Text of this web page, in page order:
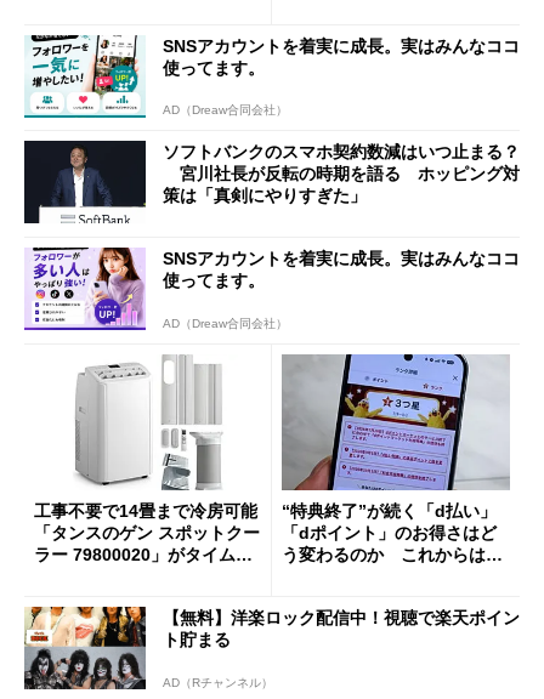
SNSアカウントを着実に成長。実はみんなココ
使ってます。
AD（Dreaw合同会社）
ソフトバンクのスマホ契約数減はいつ止まる？
宮川社長が反転の時期を語る ホッピング対
策は「真剣にやりすぎた」
SNSアカウントを着実に成長。実はみんなココ
使ってます。
AD（Dreaw合同会社）
工事不要で14畳まで冷房可能
「タンスのゲン スポットクー
ラー 79800020」がタイムセ
“特典終了”が続く「d払い」
「dポイント」のお得さはど
う変わるのか これからは
【無料】洋楽ロック配信中！視聴で楽天ポイン
ト貯まる
AD（Rチャンネル）